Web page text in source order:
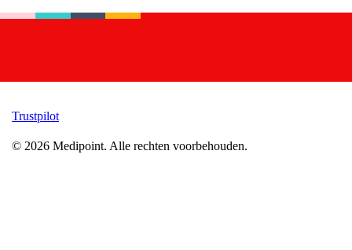
Trustpilot
© 2026 Medipoint. Alle rechten voorbehouden.